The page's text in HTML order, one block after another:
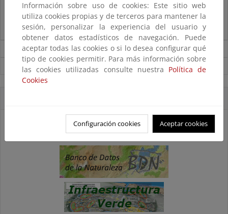
El MITECO recibe 485 propuestas para proyectos transformadores en el
ámbito del empleo verde, la sostenibilidad del sector pesquero, la
bioeconomía y la conservación de la biodiversidad marina
Noticias sobre Biodiversidad
Ver todas las noticias
Información sobre uso de cookies: Este sitio web
utiliza cookies propias y de terceros para mantener la
sesión, personalizar la experiencia del usuario y
obtener datos estadísticos de navegación. Puede
aceptar todas las cookies o si lo desea configurar qué
tipo de cookies permitir. Para más información sobre
las cookies utilizadas consulte nuestra Política de
Cookies
Configuración cookies Aceptar cookies